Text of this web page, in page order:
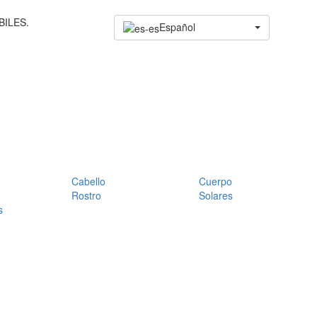
Español
Cabello
Cuerpo
Rostro
Solares